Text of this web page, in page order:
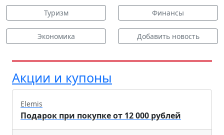
Туризм Финансы
Экономика Добавить новость
Акции и купоны
Elemis
Подарок при покупке от 12 000 рублей